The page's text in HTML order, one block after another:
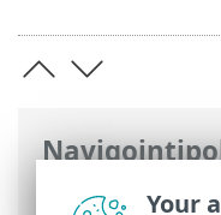
ESET-online-ohje
Your